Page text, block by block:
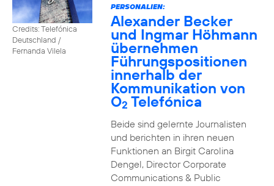
Credits: Telefónica
Deutschland /
Fernanda Vilela
PERSONALIEN:
Alexander Becker
und Ingmar Höhmann
übernehmen
Führungspositionen
innerhalb der
Kommunikation von
O2 Telefónica
Beide sind gelernte Journalisten
und berichten in ihren neuen
Funktionen an Birgit Carolina
Dengel, Director Corporate
Communications & Public